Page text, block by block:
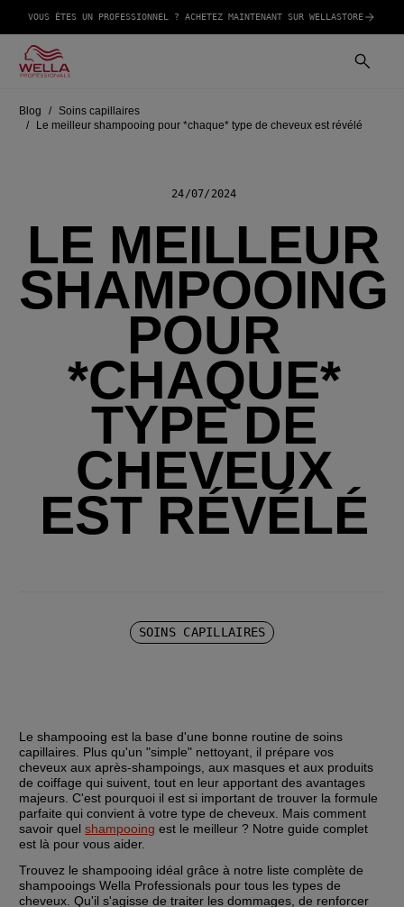
VOUS ÊTES UN PROFESSIONNEL ? ACHETEZ MAINTENANT SUR WELLASTORE
Blog
Soins capillaires
Le meilleur shampooing pour *chaque* type de cheveux est révélé
24/07/2024
LE MEILLEUR
SHAMPOOING
POUR
*CHAQUE*
TYPE DE
CHEVEUX
EST RÉVÉLÉ
SOINS CAPILLAIRES
Le shampooing est la base d'une bonne routine de soins
capillaires. Plus qu'un "simple" nettoyant, il prépare vos
cheveux aux après-shampoings, aux masques et aux produits
de coiffage qui suivent, tout en leur apportant des avantages
majeurs. C'est pourquoi il est si important de trouver la formule
parfaite qui convient à votre type de cheveux. Mais comment
savoir quel shampooing est le meilleur ? Notre guide complet
est là pour vous aider.
Trouvez le shampooing idéal grâce à notre liste complète de
shampooings Wella Professionals pour tous les types de
cheveux. Qu'il s'agisse de traiter les dommages, de renforcer